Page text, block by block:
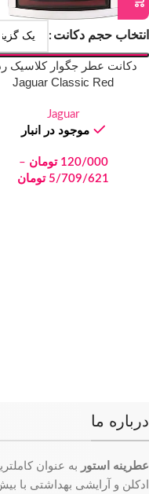
انتخاب حجم دکانت
دکانت عطر جگوار کلاسیک
Jaguar Classic Red
Jaguar
موجود در انبار
120/000 تومان –
5/709/621 تومان
درباره ما
عطرینه استور به عنوان